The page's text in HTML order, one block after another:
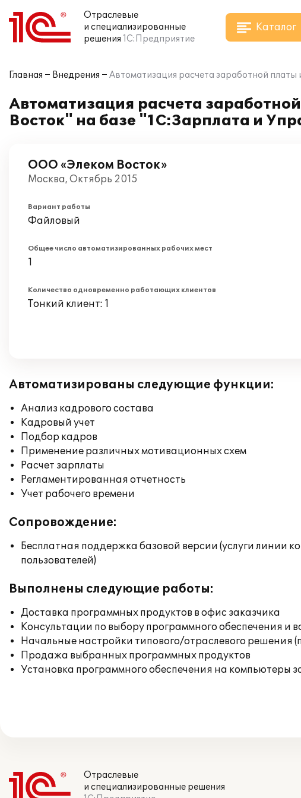
Отраслевые
и специализированные
решения 1С:Предприятие
Каталог
Главная Внедрения Автоматизация расчета заработной
Автоматизация расчета
Восток" на базе "1С:Зарплата и
ООО «Элеком Восток»
Москва, Октябрь 2015
Вариант работы
Файловый
Общее число автоматизированных рабочих мест
1
Количество одновременно работающих клиентов
Тонкий клиент: 1
Автоматизированы следующие функции:
Анализ кадрового состава
Кадровый учет
Подбор кадров
Применение различных мотивационных схем
Расчет зарплаты
Регламентированная отчетность
Учет рабочего времени
Сопровождение:
Бесплатная поддержка базовой версии (услуги линии
пользователей)
Выполнены следующие работы:
Доставка программных продуктов в офис заказчика
Консультации по выбору программного обеспечения и
Начальные настройки типового/отраслевого решения
Продажа выбранных программных продуктов
Установка программного обеспечения на компьютеры
Отраслевые
и специализированные решения